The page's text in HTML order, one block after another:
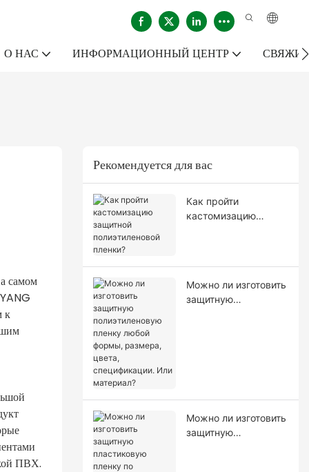
О НАС ИНФОРМАЦИОННЫЙ ЦЕНТР
самом
к
ПВХ.
Рекомендуется для вас
Как пройти
кастомизацию
Можно ли изготовить
защитную
Можно ли изготовить
защитную